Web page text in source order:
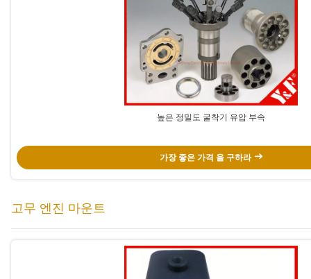
높은 정밀도 굴착기 유압 부속
가장 좋은 가격 을 구하라
고무 엔진 마운트